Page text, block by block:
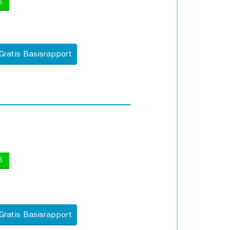
Basisrapport
Basisrapport